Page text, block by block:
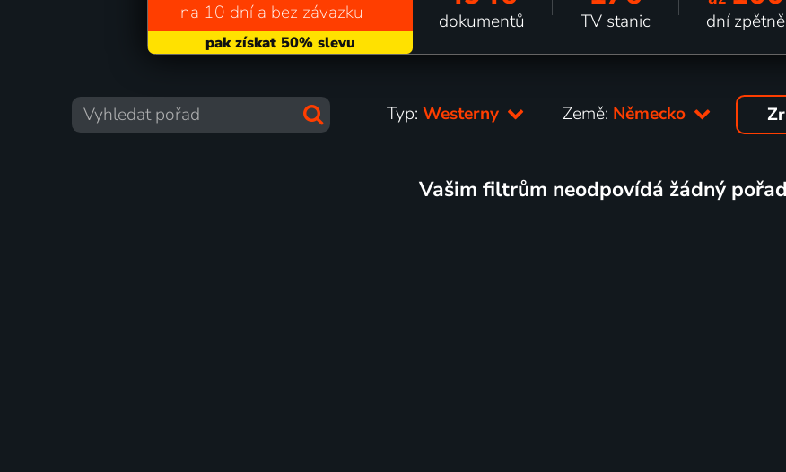
na 10 dní a bez závazku dokumentů TV stanic dní zpětně
Typ:Westerny Země: Německo
Vašim filtrům neodpovídá žádný pořad